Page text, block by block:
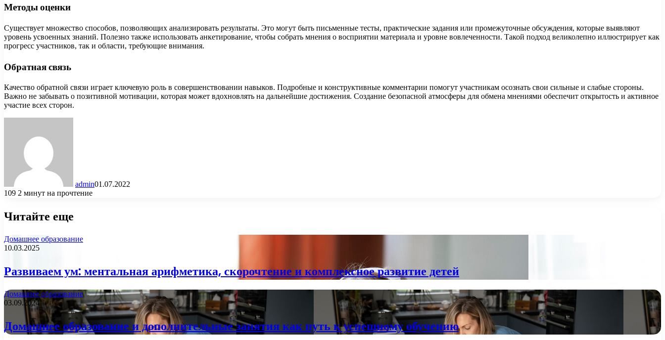
Методы оценки
Существует множество способов, позволяющих анализировать результаты. Это могут быть письменные тесты, практические задания или промежуточные обсуждения, которые выявляют
уровень усвоенных знаний. Полезно также использовать анкетирование, чтобы собрать мнения о восприятии материала и уровне вовлеченности. Такой подход великолепно иллюстрирует как
прогресс участников, так и области, требующие внимания.
Обратная связь
Качество обратной связи играет ключевую роль в совершенствовании навыков. Подробные и конструктивные комментарии помогут участникам осознать свои сильные и слабые стороны.
Важно не забывать о позитивной мотивации, которая может вдохновлять на дальнейшие достижения. Создание безопасной атмосферы для обмена мнениями обеспечит открытость и активное
участие всех сторон.
admin01.07.2022
109 2 минут на прочтение
Читайте еще
Домашнее образование
10.03.2025
Развиваем ум: ментальная арифметика, скорочтение и комплексное развитие детей
Домашнее образование
03.09.2024
Домашнее образование и дополнительные занятия как путь к успешному обучению